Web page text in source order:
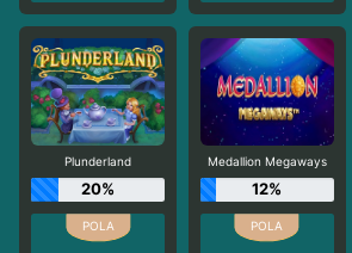
Plunderland
20%
Medallion Megaways
12%